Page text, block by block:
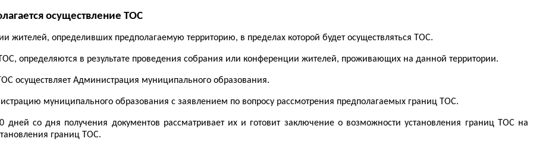
осуществление ТОС
жителей, определивших предполагаемую территорию, в пределах которой будет осуществляться ТОС.
определяются в результате проведения собрания или конференции жителей, проживающих на данной территории.
осуществляет Администрация муниципального образования.
муниципального образования с заявлением по вопросу рассмотрения предполагаемых границ ТОС.
со дня получения документов рассматривает их и готовит заключение о возможности установления границ ТОС на
границ ТОС.